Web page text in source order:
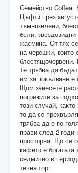
Семейство Coffea.
Цъфти през
тъмнозелени,
бели, звездовидни
жасмина. От тях
на черешки, които
Те трябва да
им за покълване е
Щом занесете
погрижите за
този случай,
то да се
трябва да е по-
прави след 2
просторна. Що се
кафето е
седмично в
течна тор.